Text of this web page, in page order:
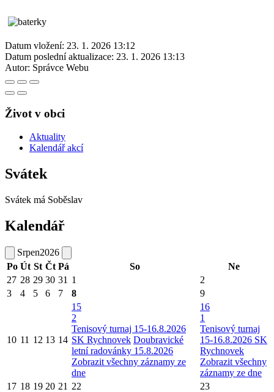
Datum vložení: 23. 1. 2026 13:12
Datum poslední aktualizace: 23. 1. 2026 13:13
Autor: Správce Webu
Život v obci
Aktuality
Kalendář akcí
Svátek
Svátek má Soběslav
Kalendář
Srpen2026
Po Út St Čt Pá So
Ne
27 28 29 30 31 1
2
3
4 5 6 7 8 9
10 11 12 13 14
15
2
Tenisový turnaj 15-16.8.2026
SK Rychnovek Doubravické
letní radovánky 15.8.2026
Zobrazit všechny záznamy ze
dne
16
1
Tenisový turnaj
15-16.8.2026 SK
Rychnovek
Zobrazit všechny
záznamy ze dne
17 18 19 20 21 22
23